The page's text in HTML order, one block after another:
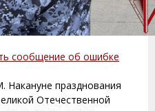
сообщение об ошибке
празднования
Отечественной